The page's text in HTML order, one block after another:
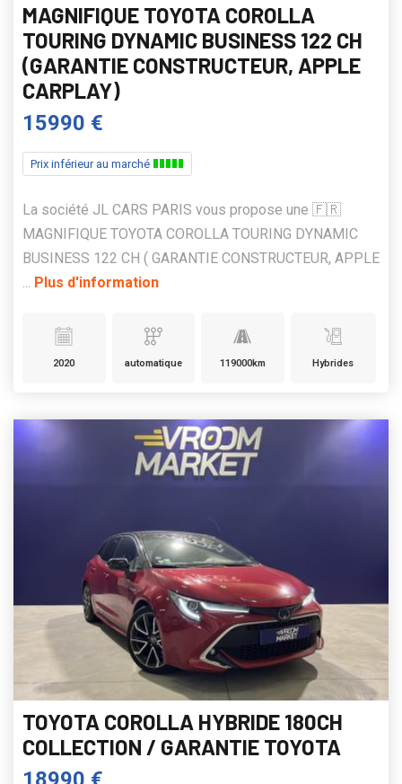
MAGNIFIQUE TOYOTA COROLLA
TOURING DYNAMIC BUSINESS 122 CH
(GARANTIE CONSTRUCTEUR, APPLE
CARPLAY)
15990 €
Prix inférieur au marché
La société JL CARS PARIS vous propose une 🇫🇷
MAGNIFIQUE TOYOTA COROLLA TOURING DYNAMIC
BUSINESS 122 CH ( GARANTIE CONSTRUCTEUR, APPLE
Plus d'information
2020 automatique 119000km Hybrides
TOYOTA COROLLA HYBRIDE 180CH
COLLECTION / GARANTIE TOYOTA